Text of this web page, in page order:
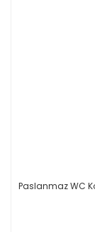
Paslanmaz WC